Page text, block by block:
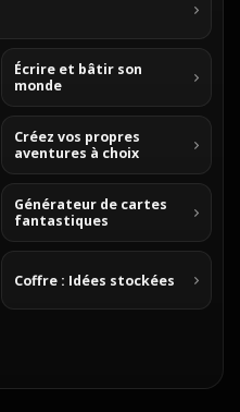
Écrire et bâtir son
monde
Créez vos propres
aventures à choix
Générateur de cartes
fantastiques
Coffre : Idées stockées